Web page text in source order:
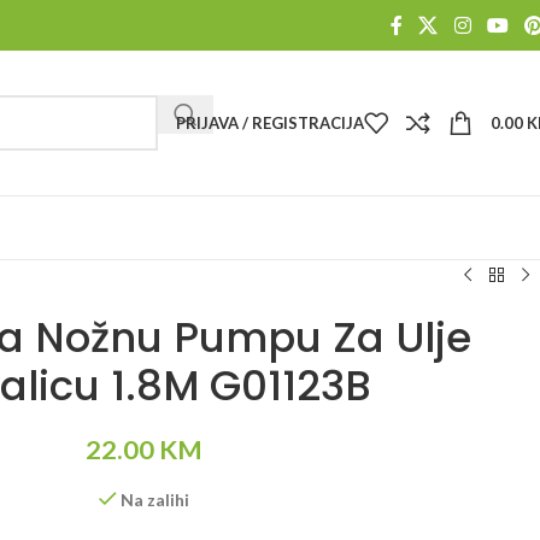
PRIJAVA / REGISTRACIJA 0.00
Nožnu Pumpu Za Ulje
1.8M G01123B
22.00 KM
Na zalihi